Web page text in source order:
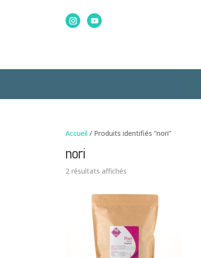
Accueil / Produits identifiés “nori”
nori
2 résultats affichés